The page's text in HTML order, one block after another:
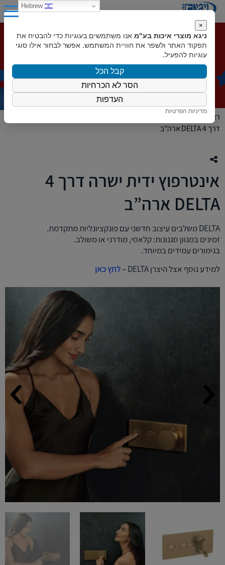
אינטרפוץ ידית ישרה דרך 4 DELTA
ארה”ב
ראשי
דרך 4 DELTA ארה”ב
אינטרפוץ ידית ישרה דרך 4
DELTA ארה”ב
DELTA משלבים עיצוב חדשני עם פונקציונליות מתקדמת.
זמינים במגוון סגנונות: קלאסי, מודרני או משולב.
בגימורים עמידים במיוחד.
למידע נוסף אצל היצרן DELTA –
לחץ כאן
×
ניגא מוצרי איכות בע"מ אנו משתמשים בעוגיות כדי להבטיח את
תפקוד האתר ולשפר את חוויית המשתמש. אפשר לבחור אילו סוגי
עוגיות להפעיל.
קבל הכל
הסר לא הכרחיות
העדפות
מדיניות הפרטיות
Hebrew